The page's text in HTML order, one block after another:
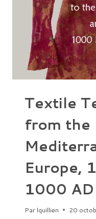
Textile
from the
Europe,
1000 AD
Par lquillien 20